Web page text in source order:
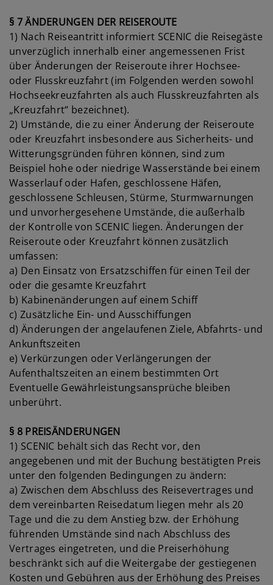
§ 7 ÄNDERUNGEN DER REISEROUTE
1) Nach Reiseantritt informiert SCENIC die Reisegäste
unverzüglich innerhalb einer angemessenen Frist
über Änderungen der Reiseroute ihrer Hochsee-
oder Flusskreuzfahrt (im Folgenden werden sowohl
Hochseekreuzfahrten als auch Flusskreuzfahrten als
„Kreuzfahrt“ bezeichnet).
2) Umstände, die zu einer Änderung der Reiseroute
oder Kreuzfahrt insbesondere aus Sicherheits- und
Witterungsgründen führen können, sind zum
Beispiel hohe oder niedrige Wasserstände bei einem
Wasserlauf oder Hafen, geschlossene Häfen,
geschlossene Schleusen, Stürme, Sturmwarnungen
und unvorhergesehene Umstände, die außerhalb
der Kontrolle von SCENIC liegen. Änderungen der
Reiseroute oder Kreuzfahrt können zusätzlich
umfassen:
a) Den Einsatz von Ersatzschiffen für einen Teil der
oder die gesamte Kreuzfahrt
b) Kabinenänderungen auf einem Schiff
c) Zusätzliche Ein- und Ausschiffungen
d) Änderungen der angelaufenen Ziele, Abfahrts- und
Ankunftszeiten
e) Verkürzungen oder Verlängerungen der
Aufenthaltszeiten an einem bestimmten Ort
Eventuelle Gewährleistungsansprüche bleiben
unberührt.
§ 8 PREISÄNDERUNGEN
1) SCENIC behält sich das Recht vor, den
angegebenen und mit der Buchung bestätigten Preis
unter den folgenden Bedingungen zu ändern:
a) Zwischen dem Abschluss des Reisevertrages und
dem vereinbarten Reisedatum liegen mehr als 20
Tage und die zu dem Anstieg bzw. der Erhöhung
führenden Umstände sind nach Abschluss des
Vertrages eingetreten, und die Preiserhöhung
beschränkt sich auf die Weitergabe der gestiegenen
Kosten und Gebühren aus der Erhöhung des Preises